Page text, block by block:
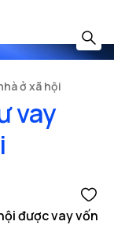
ở xã hội
vay
được vay vốn